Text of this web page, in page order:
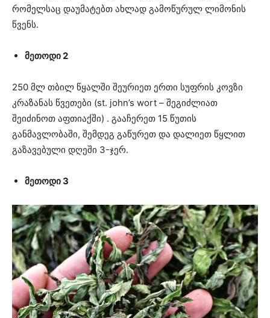
რომელსაც დაუმატებთ ახლად გამოწურულ ლიმონის
წვენს.
მეთოდი 2
250 მლ თბილ წყალში შეურიეთ ერთი სუფრის კოვზი
კრაზანას წვეთები (st. john’s wort – შეგიძლიათ
შეიძინოთ აფთიაქში) . გააჩერეთ 15 წუთის
განმავლობაში, შემდეგ გაწურეთ და დალიეთ წყლით
გაზავებული დღეში 3-ჯერ.
მეთოდი 3